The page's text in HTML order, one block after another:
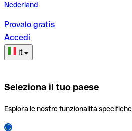
Nederland
Provalo gratis
Accedi
it
Seleziona il tuo paese
Esplora le nostre funzionalità